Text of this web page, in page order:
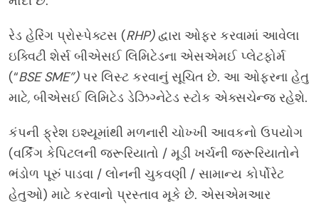
રેડ હેરિંગ પ્રોસ્પેક્ટસ (RHP)દ્વારા ઓફર કરવામાં આવેલા
ઇક્વિટી શેર્સ બીએસઈ લિમિટેડના એસએમઈ પ્લેટફોર્મ
(“BSE SME”) પર લિસ્ટ કરવાનું સૂચિત છે. આ ઓફરના હેતુ
માટે, બીએસઈ લિમિટેડ ડેઝિગ્નેટેડ સ્ટોક એક્સચેન્જ રહેશે.
કંપની ફ્રેશ ઇશ્યૂમાંથી મળનારી ચોખ્ખી આવકનો ઉપયોગ
(વર્કિંગ કેપિટલની જરૂરિયાતો / મૂડી ખર્ચની જરૂરિયાતોને
ભંડોળ પૂરું પાડવા / લોનની ચુકવણી / સામાન્ય કોર્પોરેટ
હેતુઓ) માટે કરવાનો પ્રસ્તાવ મૂકે છે. એસએમઆર